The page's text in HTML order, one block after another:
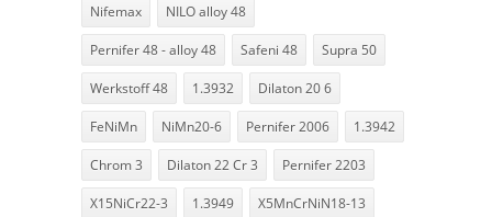
Nifemax NILO alloy 48
Pernifer 48 - alloy 48 Safeni 48 Supra 50
Werkstoff 48 1.3932 Dilaton 20 6
FeNiMn NiMn20-6 Pernifer 2006 1.3942
Chrom 3 Dilaton 22 Cr 3 Pernifer 2203
X15NiCr22-3 1.3949 X5MnCrNiN18-13